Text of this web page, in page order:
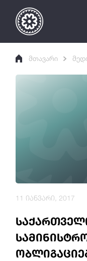
მთავარი
11 იანვარი, 2017